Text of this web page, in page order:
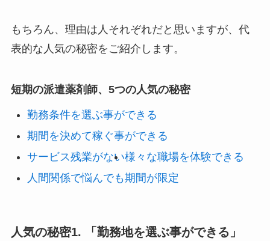
もちろん、理由は人それぞれだと思いますが、代
表的な人気の秘密をご紹介します。
短期の派遣薬剤師、5つの人気の秘密
勤務条件を選ぶ事ができる
期間を決めて稼ぐ事ができる
サービス残業がない様々な職場を体験できる
人間関係で悩んでも期間が限定
人気の秘密1. 「勤務地を選ぶ事ができる」